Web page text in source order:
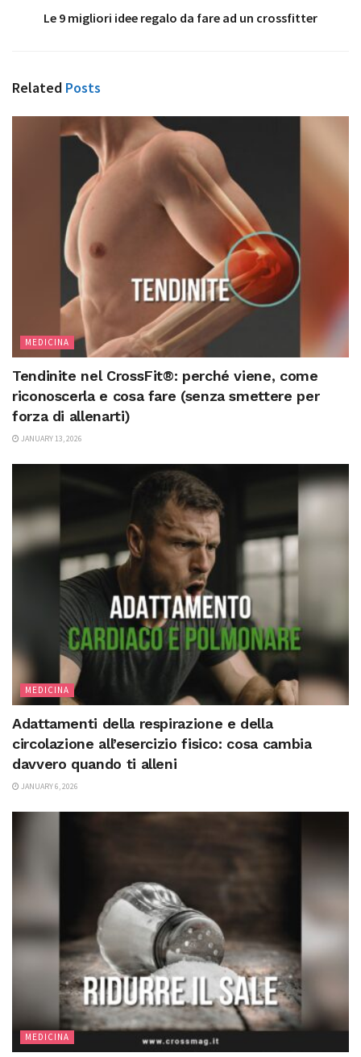
Le 9 migliori idee regalo da fare ad un crossfitter
Related Posts
MEDICINA
Tendinite nel CrossFit®: perché viene, come
riconoscerla e cosa fare (senza smettere per
forza di allenarti)
JANUARY 13, 2026
MEDICINA
Adattamenti della respirazione e della
circolazione all’esercizio fisico: cosa cambia
davvero quando ti alleni
JANUARY 6, 2026
MEDICINA